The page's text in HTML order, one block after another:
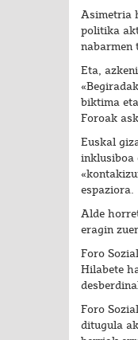
Asimetria
politika
nabarmen
Eta,
biktima
Foroak
Euskal
inklusiboa
espaziora.
Alde
eragin
Foro
Hilabete
Foro
ditugula